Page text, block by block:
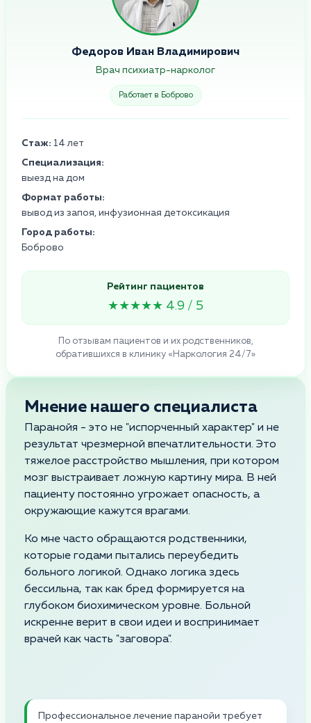
Федоров Иван Владимирович
Врач психиатр-нарколог
Работает в Боброво
Стаж: 14 лет
Специализация:
выезд на дом
Формат работы:
вывод из запоя, инфузионная детоксикация
Город работы:
Боброво
Рейтинг пациентов
★★★★★ 4.9 / 5
По отзывам пациентов и их родственников,
обратившихся в клинику «Наркология 24/7»
Мнение нашего специалиста
Паранойя - это не "испорченный характер" и не
результат чрезмерной впечатлительности. Это
тяжелое расстройство мышления, при котором
мозг выстраивает ложную картину мира. В ней
пациенту постоянно угрожает опасность, а
окружающие кажутся врагами.
Ко мне часто обращаются родственники,
которые годами пытались переубедить
больного логикой. Однако логика здесь
бессильна, так как бред формируется на
глубоком биохимическом уровне. Больной
искренне верит в свои идеи и воспринимает
врачей как часть "заговора".
Профессиональное лечение паранойи требует